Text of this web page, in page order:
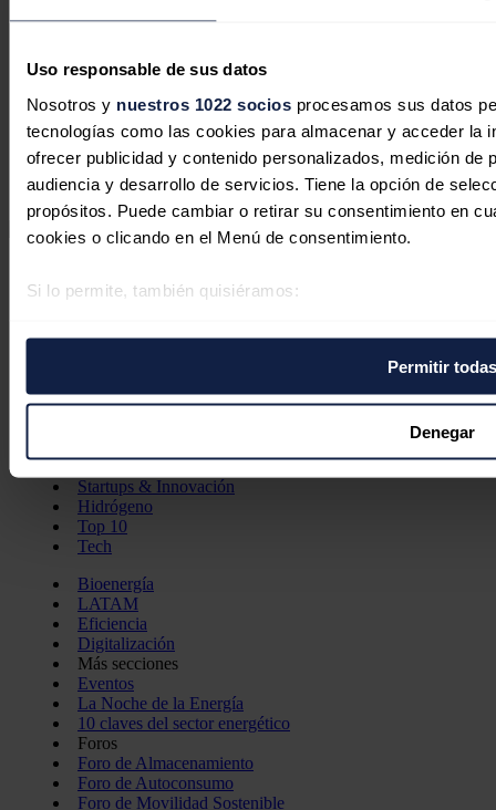
Uso responsable de sus datos
Nosotros y nuestros 1022 sociosprocesamos sus datos
tecnologías como las cookies para almacenar y acceder la
ofrecer publicidad y contenido personalizados, medición de
audiencia y desarrollo de servicios. Tiene la opción de
propósitos. Puede cambiar o retirar su consentimiento en
cookies o clicando en el Menú de consentimiento.
Si lo permite, también quisiéramos:
Identificar su dispositivo analizándolo activamente
digitales)
Obtenga más información sobre cómo se procesan sus
lasección de datos. Puede cambiar o retirar su
de cookies.
Las cookies de este sitio web se usan para personalizar el
con nuestros partners de redes sociales, publicidad y
información que les haya proporcionado o que hayan
servicios.
Permitir todas
Denegar
Síguenos en redes sociales
Opinión
Videopodcast
Almacenamiento
Startups & Innovación
Hidrógeno
Top 10
Tech
Bioenergía
LATAM
Eficiencia
Digitalización
Más secciones
Eventos
La Noche de la Energía
10 claves del sector energético
Foros
Foro de Almacenamiento
Foro de Autoconsumo
Foro de Movilidad Sostenible